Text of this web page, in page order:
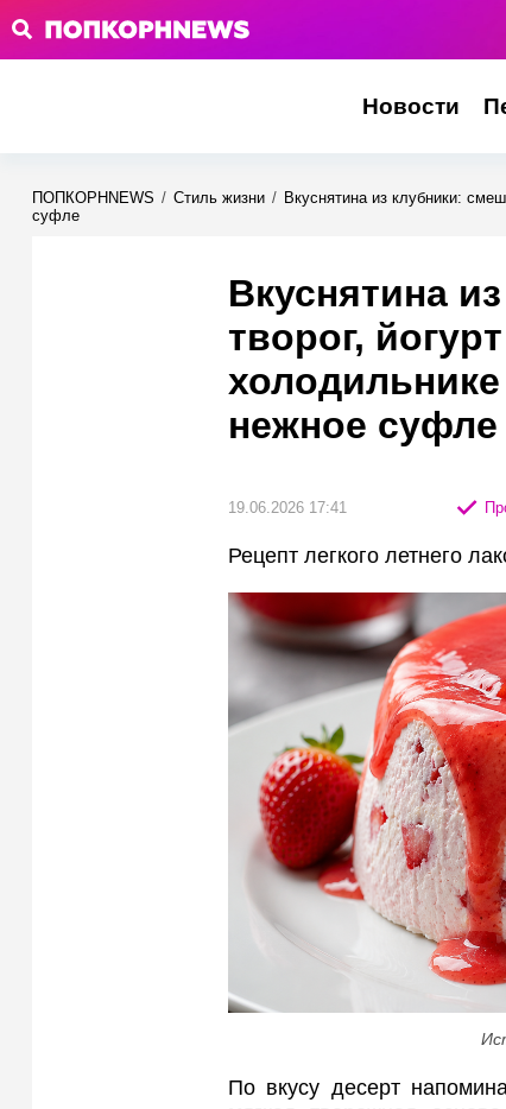
Новости
ПОПКОРНNEWS / Стиль жизни / Вкуснятина из клубники:
суфле
Вкуснятина
творог,
холодильнике
нежное суфле
19.06.2026 17:41
Рецепт легкого летнего
По вкусу десерт